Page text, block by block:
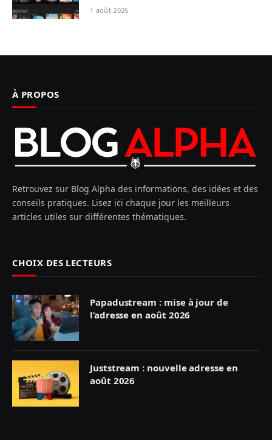
1 août 2026
À PROPOS
Retrouvez sur Blog Alpha des informations, des idées et des
conseils pratiques. Lisez ici chaque jour les meilleurs
articles utiles sur différentes thématiques.
CHOIX DES LECTEURS
Papadustream : mise à jour de
l’adresse en août 2026
Juststream : nouvelle adresse en
août 2026